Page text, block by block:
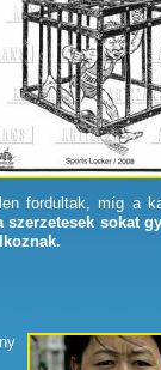
fordultak, míg a
sokat